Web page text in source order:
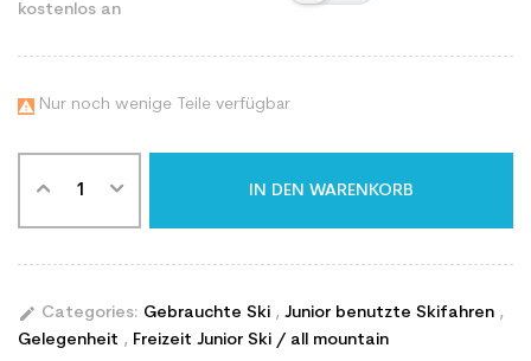
kostenlos an
 Nur noch wenige Teile verfügbar
IN DEN WARENKORB
edit Categories: Gebrauchte Ski , Junior benutzte Skifahren ,
Gelegenheit , Freizeit Junior Ski / all mountain